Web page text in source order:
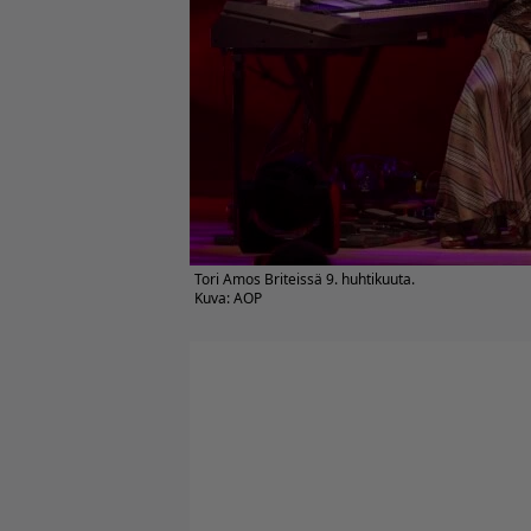
Tori Amos Briteissä 9. huhtikuuta.
Kuva: AOP